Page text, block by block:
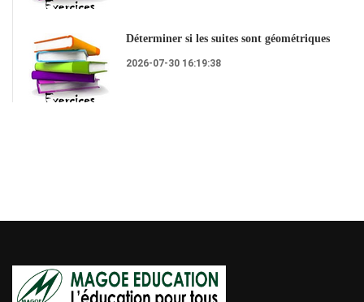
Déterminer si les suites sont géométriques
2026-07-30 16:19:38